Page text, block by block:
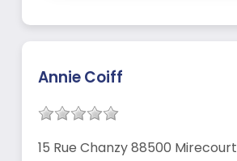
Annie Coiff
15 Rue Chanzy 88500 Mirecourt